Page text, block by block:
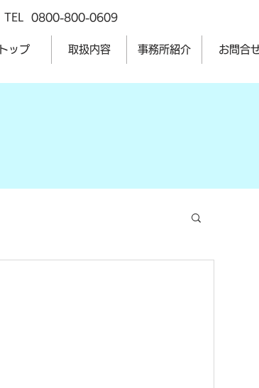
TEL 0800-800-0609
トップ 取扱内容 事務所紹介 お問合